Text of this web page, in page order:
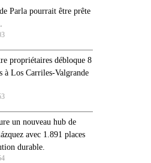
Parla pourrait être prête
propriétaires débloque 8
à Los Carriles-Valgrande
un nouveau hub de
avec 1.891 places
durable.